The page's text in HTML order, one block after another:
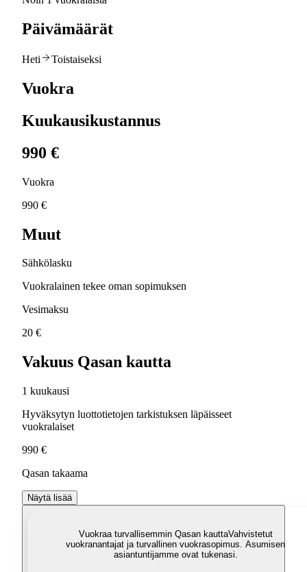
Päivämäärät
Heti Toistaiseksi
Vuokra
Kuukausikustannus
990 €
Vuokra
990 €
Muut
Sähkölasku
Vuokralainen tekee oman sopimuksen
Vesimaksu
20 €
Vakuus Qasan kautta
1 kuukausi
Hyväksytyn luottotietojen tarkistuksen läpäisseet
vuokralaiset
990 €
Qasan takaama
Näytä lisää
Vuokraa turvallisemmin Qasan kauttaVahvistetut
vuokranantajat ja turvallinen vuokrasopimus. Asumisen
asiantuntijamme ovat tukenasi.